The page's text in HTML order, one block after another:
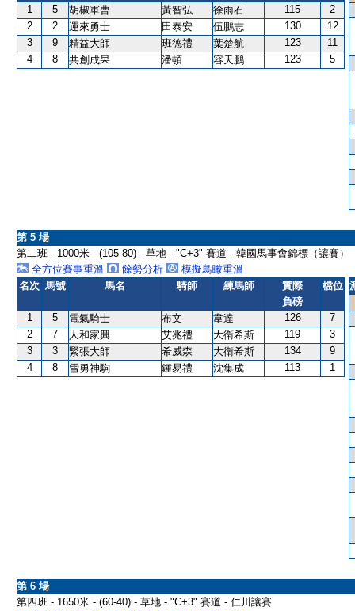
1 5 胡椒軍曹 黃智弘 徐雨石 115
2
2
2 運來勇士 田泰安 伍鵬志 130
12
3
9 精益大師 班德禮 葉楚航 123
11
4
8 共創成果 潘頓 容天鵬 123 5
第 5 場
第二班 - 1000米 - (105-80) - 草地 - "C+3" 賽道 - 韓國馬事會錦標（讓賽）
全方位賽事重溫
餘勢分析
模擬鳥瞰重溫
名次 馬號 馬名 騎師 練馬師
實際
負磅
檔位
1 5 電氣騎士 布文 韋達 126
7
2
7 人和家興 艾兆禮 大衛希斯 119
3
3
3 緊張大師 希威森 大衛希斯 134
9
4
8 雪勇神駒 鍾易禮 沈集成 113 1
第 6 場
第四班 - 1650米 - (60-40) - 草地 - "C+3" 賽道 - 仁川讓賽